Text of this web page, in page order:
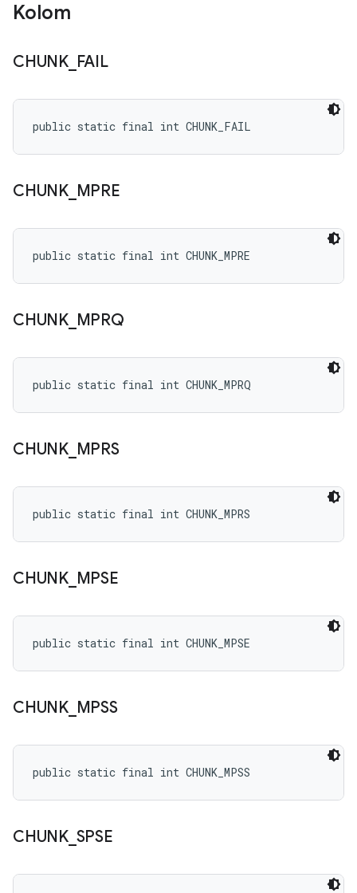
Kolom
CHUNK_ FAIL
public static final int CHUNK_FAIL
CHUNK_ MPRE
public static final int CHUNK_MPRE
CHUNK_ MPRQ
public static final int CHUNK_MPRQ
CHUNK_ MPRS
public static final int CHUNK_MPRS
CHUNK_ MPSE
public static final int CHUNK_MPSE
CHUNK_ MPSS
public static final int CHUNK_MPSS
CHUNK_ SPSE